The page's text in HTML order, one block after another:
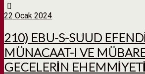
22 Ocak 2024
210) EBU-S-SUUD
MÜNACAAT-I VE
GECELERİN